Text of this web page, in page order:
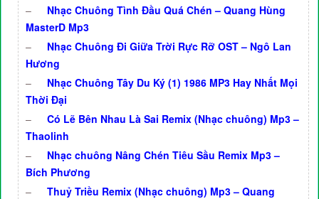
–
Nhạc Chuông Tình Đầu Quá Chén – Quang Hùng
MasterD Mp3
–
Nhạc Chuông Đi Giữa Trời Rực Rỡ OST – Ngô Lan
Hương
–
Nhạc Chuông Tây Du Ký (1) 1986 MP3 Hay Nhất Mọi
Thời Đại
–
Có Lẽ Bên Nhau Là Sai Remix (Nhạc chuông) Mp3 –
Thaolinh
–
Nhạc chuông Nâng Chén Tiêu Sầu Remix Mp3 –
Bích Phương
–
Thuỷ Triều Remix (Nhạc chuông) Mp3 – Quang